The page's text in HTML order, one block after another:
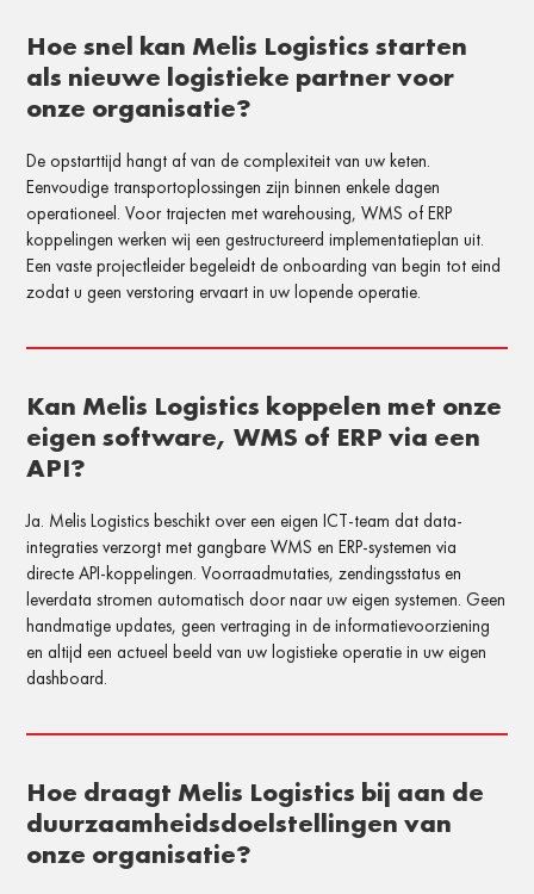
Hoe snel kan Melis Logisticsstarten
als nieuwe logistieke partnervoor
onze organisatie?
De opstarttijd hangt af van de complexiteit van uw keten.
Eenvoudige transportoplossingen zijn binnen enkele dagen
operationeel. Voor trajecten met warehousing, WMS of ERP
koppelingen werken wij een gestructureerd implementatieplan uit.
Een vaste projectleider begeleidt de onboarding van begin tot eind
zodat u geen verstoring ervaart in uw lopende operatie.
Kan Melis Logistics koppelen met onze
eigen software, WMS of ERP via een
API?
Ja. Melis Logistics beschikt over een eigen ICT-team dat data-
integraties verzorgt met gangbare WMS en ERP-systemen via
directe API-koppelingen. Voorraadmutaties, zendingsstatus en
leverdata stromen automatisch door naar uw eigen systemen. Geen
handmatige updates, geen vertraging in de informatievoorziening
en altijd een actueel beeld van uw logistieke operatie in uw eigen
dashboard.
Hoe draagt Melis Logistics bij aan de
duurzaamheidsdoelstellingen van
onze organisatie?